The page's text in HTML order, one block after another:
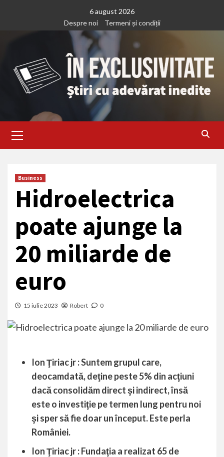
6 august 2026
Despre noi
Termeni și condiții
Menu
Business
Hidroelectrica
poate ajunge la
20 miliarde de
euro
15 iulie 2023 Robert 0
Ion Ţiriac jr : Suntem grupul care,
deocamdată, deţine peste 5% din acţiuni
dacă consolidăm direct şi indirect, însă
este o investiţie pe termen lung pentru noi
şi sper să fie doar un început. Este perla
României.
Ion Ţiriac jr : Fundaţia a realizat 65 de